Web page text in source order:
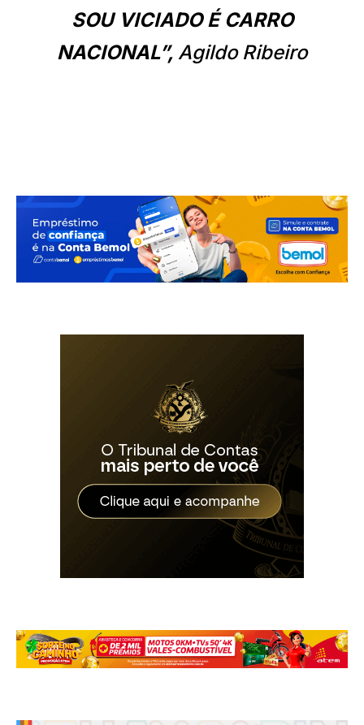
SOU VICIADO É CARRO
NACIONAL”, Agildo Ribeiro